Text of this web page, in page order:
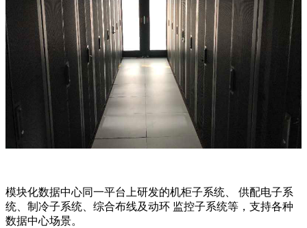
模块化数据中心同一平台上研发的机柜子系统、 供配电子系
统、制冷子系统、综合布线及动环 监控子系统等，支持各种
数据中心场景。